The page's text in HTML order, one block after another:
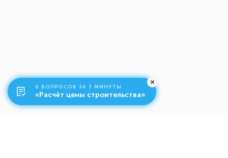
6 ВОПРОСОВ ЗА 3 МИНУТЫ
«Расчёт цены строительства»